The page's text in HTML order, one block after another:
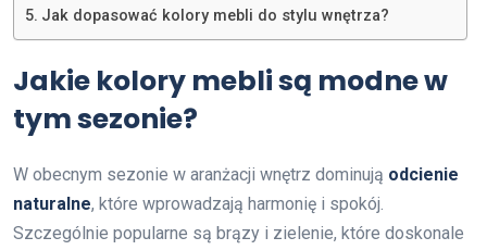
Jak dopasować kolory mebli do stylu wnętrza?
Jakie kolory mebli są modne w
tym sezonie?
W obecnym sezonie w aranżacji wnętrz dominują odcienie
naturalne, które wprowadzają harmonię i spokój.
Szczególnie popularne są brązy i zielenie, które doskonale